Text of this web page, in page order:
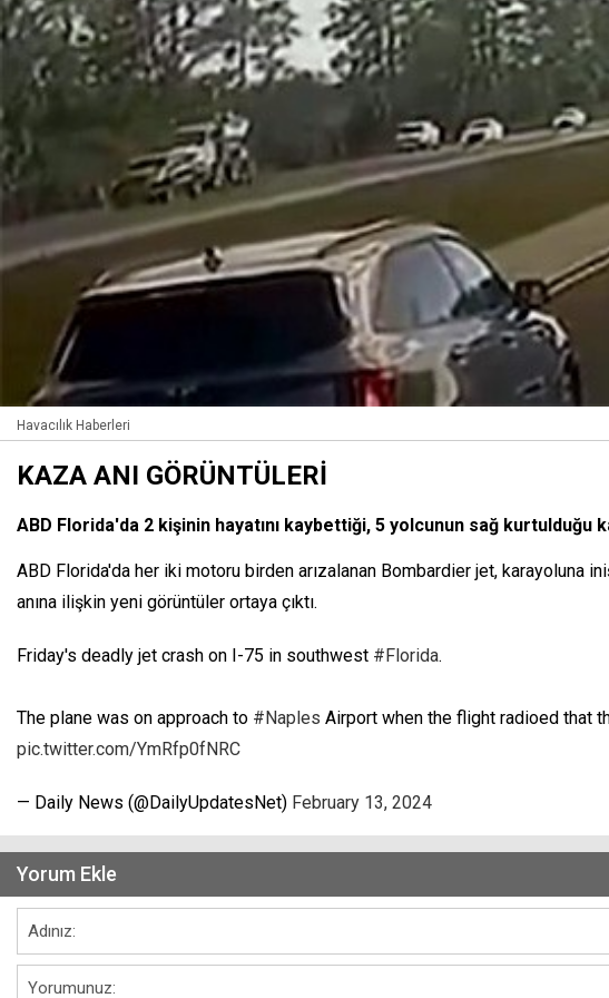
Havacılık Haberleri
KAZA ANI GÖRÜNTÜLERİ
ABD Florida'da 2 kişinin hayatını kaybettiği, 5 yolcunun sağ
ABD Florida'da her iki motoru birden arızalanan Bombardier jet, karayoluna
anına ilişkin yeni görüntüler ortaya çıktı.
Friday's deadly jet crash on I-75 in southwest #Florida.
The plane was on approach to #Naples Airport when the flight radioed that
pic.twitter.com/YmRfp0fNRC
— Daily News (@DailyUpdatesNet) February 13, 2024
Yorum Ekle